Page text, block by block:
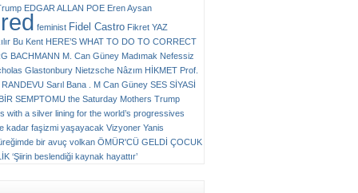
EDGAR ALLAN POE Eren Aysan
feminist Fidel Castro Fikret YAZ
Bu Kent HERE’S WHAT TO DO TO CORRECT
BACHMANN M. Can Güney Madımak Nefessiz
Glastonbury Nietzsche Nâzım HİKMET Prof.
RANDEVU Sarıl Bana . M Can Güney SES SİYASİ
SEMPTOMU the Saturday Mothers Trump
with a silver lining for the world’s progressives
kadar faşizmi yaşayacak Vizyoner Yanis
bir avuç volkan ÖMÜR'CÜ GELDİ ÇOCUK
‘Şiirin beslendiği kaynak hayattır’